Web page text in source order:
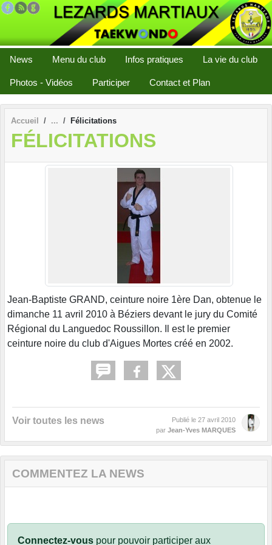
News Menu du club Infos pratiques La vie du club
Photos - Vidéos Participer Contact et Plan
Accueil Félicitations
FÉLICITATIONS
Jean-Baptiste GRAND, ceinture noire 1ère Dan, obtenue le
dimanche 11 avril 2010 à Béziers devant le jury du Comité
Régional du Languedoc Roussillon. Il est le premier
ceinture noire du club d'Aigues Mortes créé en 2002.
Voir toutes les news Publié le 27 avril 2010
par Jean-Yves MARQUES
COMMENTEZ LA NEWS
Connectez-vous pour pouvoir participer aux
Panneau de gestion des cookies